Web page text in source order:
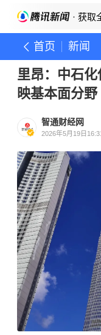
· 获取
首页 新闻
里昂：中石
映基本面分
智通财经网
2026年5月19日